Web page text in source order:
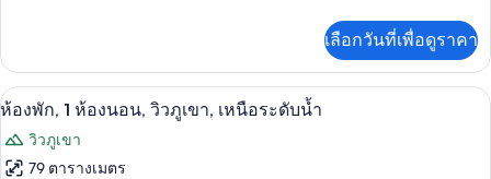
เกี่ยว
กับ
บังกะโล,
ทะเลสาบ
เลือกวันที่เพื่อดูราคา
เปิด
ภาพถ่าย
ทั้งหมด
ห้องพัก, 1 ห้องนอน, วิวภูเขา, เหนือระดั
8
ห้องพัก, 1 ห้องนอน, วิวภูเขา, เหนือระดับน้ำ
วิวภูเขา
79 ตารางเมตร